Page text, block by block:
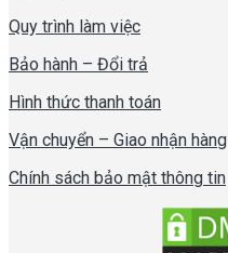
Quy trình làm việc
Bảo hành – Đổi trả
Hình thức thanh toán
Vận chuyển – Giao nhận hàng
Chính sách bảo mật thông tin